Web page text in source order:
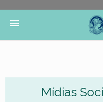
Portal do Governo
Governo
menu
Mídias